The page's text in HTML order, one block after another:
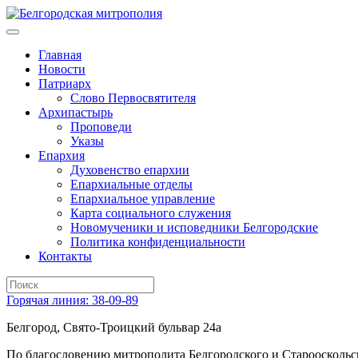
Главная
Новости
Патриарх
Слово Первосвятителя
Архипастырь
Проповеди
Указы
Епархия
Духовенство епархии
Епархиальные отделы
Епархиальное управление
Карта социального служения
Новомученики и исповедники Белгородские
Политика конфиденциальности
Контакты
Горячая линия: 38-09-89
Белгород, Свято-Троицкий бульвар 24а
По благословению митрополита Белгородского и